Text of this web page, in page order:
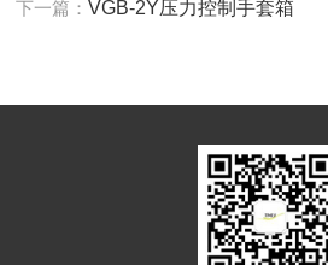
下一篇：VGB-2Y压力控制手套箱